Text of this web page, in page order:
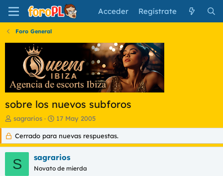
Acceder Regístrate
Foro General
sobre los nuevos subforos
I
n
c
i
a
d
sagrarios
F
e
c
h
d
e
17 May 2005
Cerrado para nuevas respuestas.
S sagrarios
Novato de mierda